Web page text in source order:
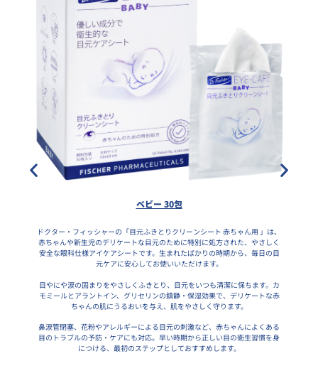
ベビー 30包
ドクター・フィッシャーの「目元ふきとりクリーンシート 赤ちゃん用 」は、
赤ちゃんや新生児のデリケートな目元のために特別に処方された、やさしく
安全な眼科仕様アイケアシートです。生まれたばかりの時期から、毎日の目
元ケアに安心してお使いいただけます。
目やにや涙の固まりをやさしくふきとり、目元をいつも清潔に保ちます。カ
モミールとアラントイン、グリセリンの鎮静・保湿効果で、デリケートな赤
ちゃんの肌にうるおいを与え、肌をやさしく守ります。
鼻涙管閉塞、花粉やアレルギーによる目元の刺激など、赤ちゃんによくある
目のトラブルの予防・ケアにも対応。早い時期から正しい目の衛生習慣を身
につける、最初のステップとしておすすめします。